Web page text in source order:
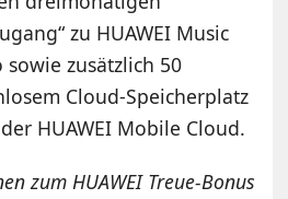
zu HUAWEI Music
sowie zusätzlich 50
Cloud-Speicherplatz
HUAWEI Mobile Cloud.
zum HUAWEI Treue-Bonus